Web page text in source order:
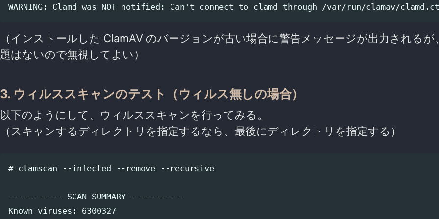
（インストールした ClamAV のバージョンが古い場合に警告メッセージが出力されるが
題はないので無視してよい）
3. ウィルススキャンのテスト（ウィルス無しの場合）
以下のようにして、ウィルススキャンを行ってみる。
（スキャンするディレクトリを指定するなら、最後にディレクトリを指定する）
# clamscan --infected --remove --recursive
----------- SCAN SUMMARY -----------
Known viruses: 6300327